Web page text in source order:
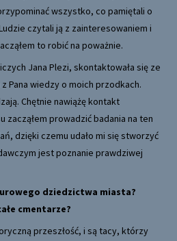
wszystko, co pamiętali o
czytali ją z zainteresowaniem i
to robić na poważnie.
Jana Plezi, skontaktowała się ze
Pana wiedzy o moich przodkach.
Chętnie nawiążę kontakt
prowadzić badania na ten
dzięki czemu udało mi się stworzyć
jest poznanie prawdziwej
dziedzictwa miasta?
cmentarze?
przeszłość, i są tacy, którzy